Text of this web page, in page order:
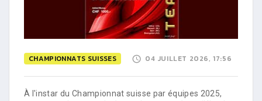
CHAMPIONNATS SUISSES 04 JUILLET 2026, 17:56
À l'instar du Championnat suisse par équipes 2025,